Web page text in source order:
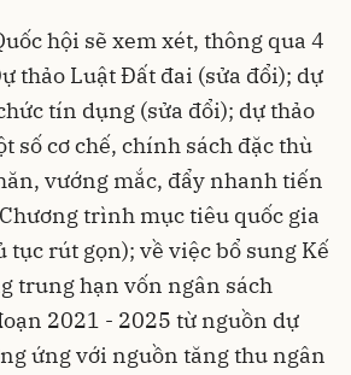
hội sẽ xem xét, thông qua 4
thảo Luật Đất đai (sửa đổi); dự
tín dụng (sửa đổi); dự thảo
số cơ chế, chính sách đặc thù
vướng mắc, đẩy nhanh tiến
trình mục tiêu quốc gia
rút gọn); về việc bổ sung Kế
trung hạn vốn ngân sách
2021 - 2025 từ nguồn dự
ứng với nguồn tăng thu ngân